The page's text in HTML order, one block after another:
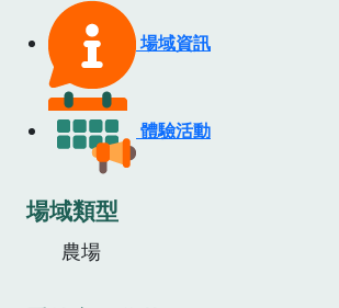
場域資訊
體驗活動
場域類型
農場